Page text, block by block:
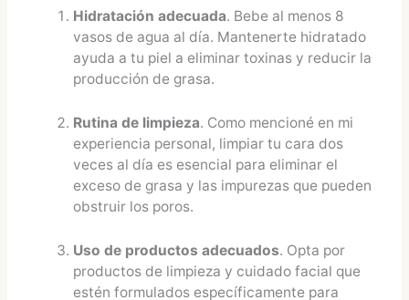
Hidratación adecuada. Bebe al menos 8
vasos de agua al día. Mantenerte hidratado
ayuda a tu piel a eliminar toxinas y reducir la
producción de grasa.
Rutina de limpieza. Como mencioné en mi
experiencia personal, limpiar tu cara dos
veces al día es esencial para eliminar el
exceso de grasa y las impurezas que pueden
obstruir los poros.
Uso de productos adecuados. Opta por
productos de limpieza y cuidado facial que
estén formulados específicamente para